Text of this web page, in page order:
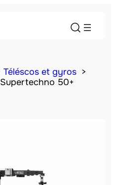
Téléscos et gyros
Supertechno 50+